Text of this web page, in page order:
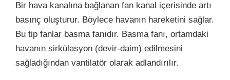
Bir hava kanalına bağlanan fan kanal içerisinde artı
basınç oluşturur. Böylece havanın hareketini sağlar.
Bu tip fanlar basma fanıdır. Basma fanı, ortamdaki
havanın sirkülasyon (devir-daim) edilmesini
sağladığından vantilatör olarak adlandırılır.